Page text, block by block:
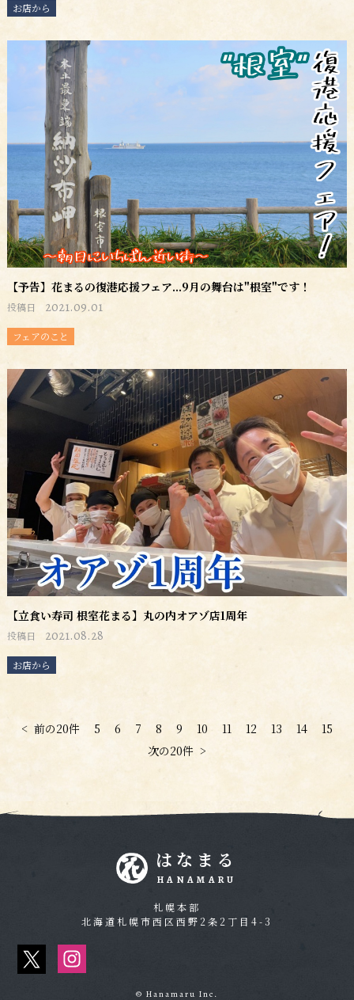
お店から
【予告】花まるの復港応援フェア...9月の舞台は"根室"です！
投稿日 2021.09.01
フェアのこと
【立食い寿司 根室花まる】丸の内オアゾ店1周年
投稿日 2021.08.28
お店から
< 前の20件 5 6 7 8 9 10 11 12 13 14
15
次の20件 >
はなまる
HANAMARU
札幌本部
北海道札幌市西区西野2条2丁目4-3
© Hanamaru Inc.